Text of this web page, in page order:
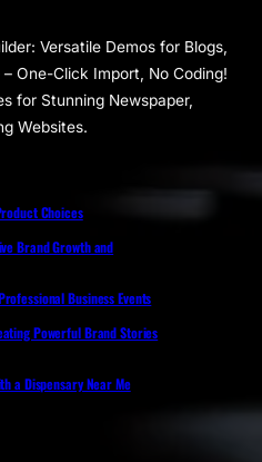
Versatile Demos for Blogs,
One-Click Import, No Coding!
for Stunning Newspaper,
Websites.
Choices
Brand Growth and
Business Events
Powerful Brand Stories
a Dispensary Near Me